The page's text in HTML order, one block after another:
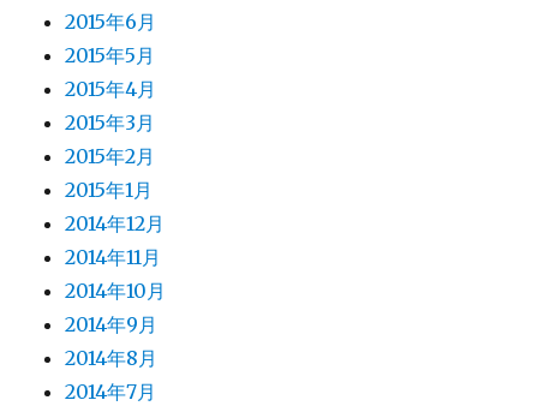
2015年6月
2015年5月
2015年4月
2015年3月
2015年2月
2015年1月
2014年12月
2014年11月
2014年10月
2014年9月
2014年8月
2014年7月